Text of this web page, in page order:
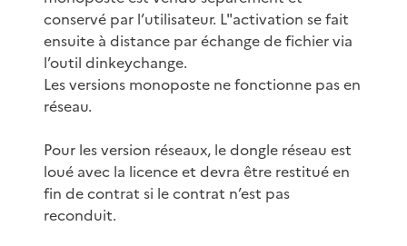
conservé par l’utilisateur. L"activation se fait
ensuite à distance par échange de fichier via
l’outil dinkeychange.
Les versions monoposte ne fonctionne pas en
réseau.
Pour les version réseaux, le dongle réseau est
loué avec la licence et devra être restitué en
fin de contrat si le contrat n’est pas
reconduit.